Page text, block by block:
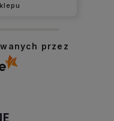
sklepu
przez